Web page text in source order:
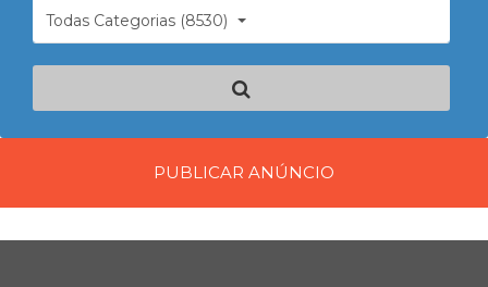
Todas Categorias (8530)
PUBLICAR ANÚNCIO